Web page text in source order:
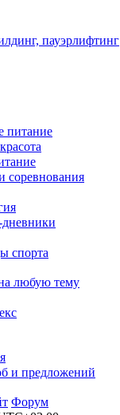
пауэрлифтинг
питание
спорта
любую тему
и предложений
Форум